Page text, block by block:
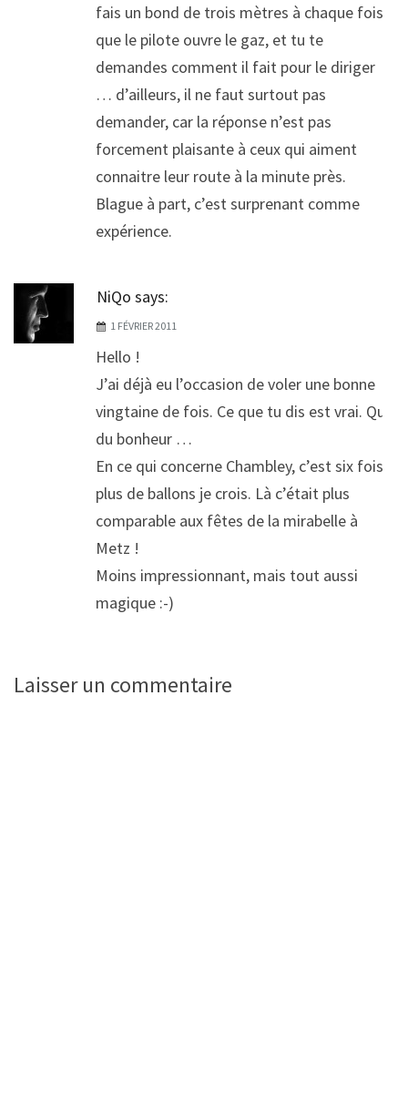
fais un bond de trois mètres à chaque fois
que le pilote ouvre le gaz, et tu te
demandes comment il fait pour le diriger
… d’ailleurs, il ne faut surtout pas
demander, car la réponse n’est pas
forcement plaisante à ceux qui aiment
connaitre leur route à la minute près.
Blague à part, c’est surprenant comme
expérience.
NiQo says:
1 FÉVRIER 2011
Hello !
J’ai déjà eu l’occasion de voler une bonne
vingtaine de fois. Ce que tu dis est vrai. Que
du bonheur …
En ce qui concerne Chambley, c’est six fois
plus de ballons je crois. Là c’était plus
comparable aux fêtes de la mirabelle à
Metz !
Moins impressionnant, mais tout aussi
magique :-)
Laisser un commentaire